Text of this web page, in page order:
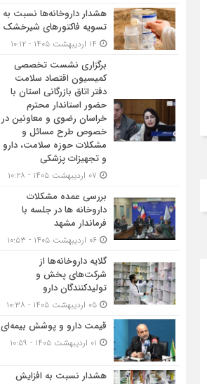
هشدار داروخانه‌ها نسبت به
تسویه فاکتورهای شیرخشک
برگزاری نشست تخصصی
کمیسیون اقتصاد سلامت
دفتر اتاق بازرگانی استان با
حضور استاندار محترم
خراسان رضوی و معاونین در
خصوص طرح مسائل و
مشکلات حوزه سلامت، دارو
و تجهیزات پزشکی
بررسی عمده مشکلات
داروخانه ها در جلسه با
فرماندار مشهد
گلایه داروخانه‌ها از
شرکت‌های پخش و
تولیدکنندگان دارو
قیمت دارو و پوشش بیمه‌ای
هشدار نسبت به افزایش